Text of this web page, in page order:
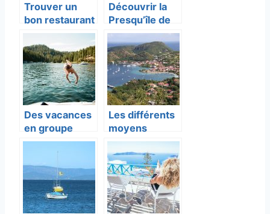
Trouver un
bon restaurant
durant nos
séjours de
vacances
Découvrir la
Presqu’île de
Crozon
Des vacances
en groupe
dans le jura
hébergement
choisir ?
Les différents
moyens
d’hébergemen
t en
Guadeloupe.